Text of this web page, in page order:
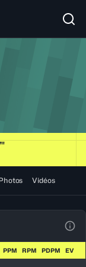
Vidéos
PPM RPM PDPM EV